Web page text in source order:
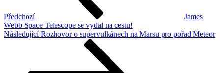
Předchozí
James
Webb Space Telescope se vydal na cestu!
Následující
Následující Rozhovor o supervulkánech na Marsu pro pořad Meteor